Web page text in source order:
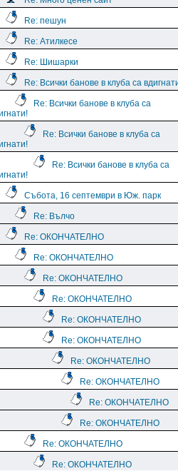
Re: пешун
Re: Атилкесе
Re: Шишарки
Re: Всички банове в клуба са
Re: Всички банове в клуба са
Re: Всички банове в клуба са
Re: Всички банове в клуба са
Събота, 16 септември в Юж. парк
Re: Вълчо
Re: ОКОНЧАТЕЛНО
Re: ОКОНЧАТЕЛНО
Re: ОКОНЧАТЕЛНО
Re: ОКОНЧАТЕЛНО
Re: ОКОНЧАТЕЛНО
Re: ОКОНЧАТЕЛНО
Re: ОКОНЧАТЕЛНО
Re: ОКОНЧАТЕЛНО
Re: ОКОНЧАТЕЛНО
Re: ОКОНЧАТЕЛНО
Re: ОКОНЧАТЕЛНО
Re: ОКОНЧАТЕЛНО